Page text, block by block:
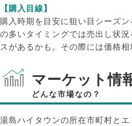
【購入目線】
購入時期を目安に狙い目シーズ
の多いタイミングでは売出し状
スがあるかも。その際には価格相
マーケット情
どんな市場なの？
湯島ハイタウンの所在市町村とエ